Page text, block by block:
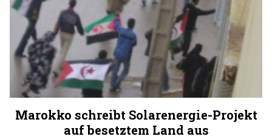
Marokko schreibt Solarenergie-Projekt
auf besetztem Land aus